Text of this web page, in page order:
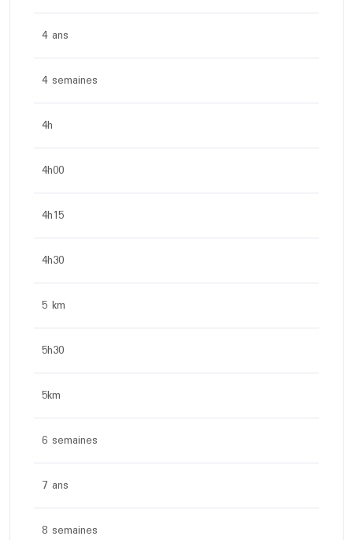
4 ans
4 semaines
4h
4h00
4h15
4h30
5 km
5h30
5km
6 semaines
7 ans
8 semaines